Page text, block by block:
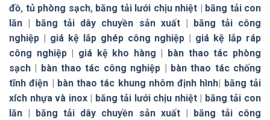
đồ, tủ phòng sạch, băng tải lưới chịu nhiệt
băng tải con
lăn
băng tải dây chuyền sản xuất|
băng tải công
nghiệp
giá kệ lắp ghép công nghiệp
giá kệ lắp ráp
công nghiệp| giá kệ kho hàng
bàn thao tác phòng
sạch
bàn thao tác công nghiệp
bàn thao tác chống
tĩnh điện
bàn thao tác khung nhôm định hình
băng tải
xích nhựa và inox| băng tải lưới chịu nhiệt|
băng tải con
lăn
băng tải dây chuyền sản xuất|
băng tải công